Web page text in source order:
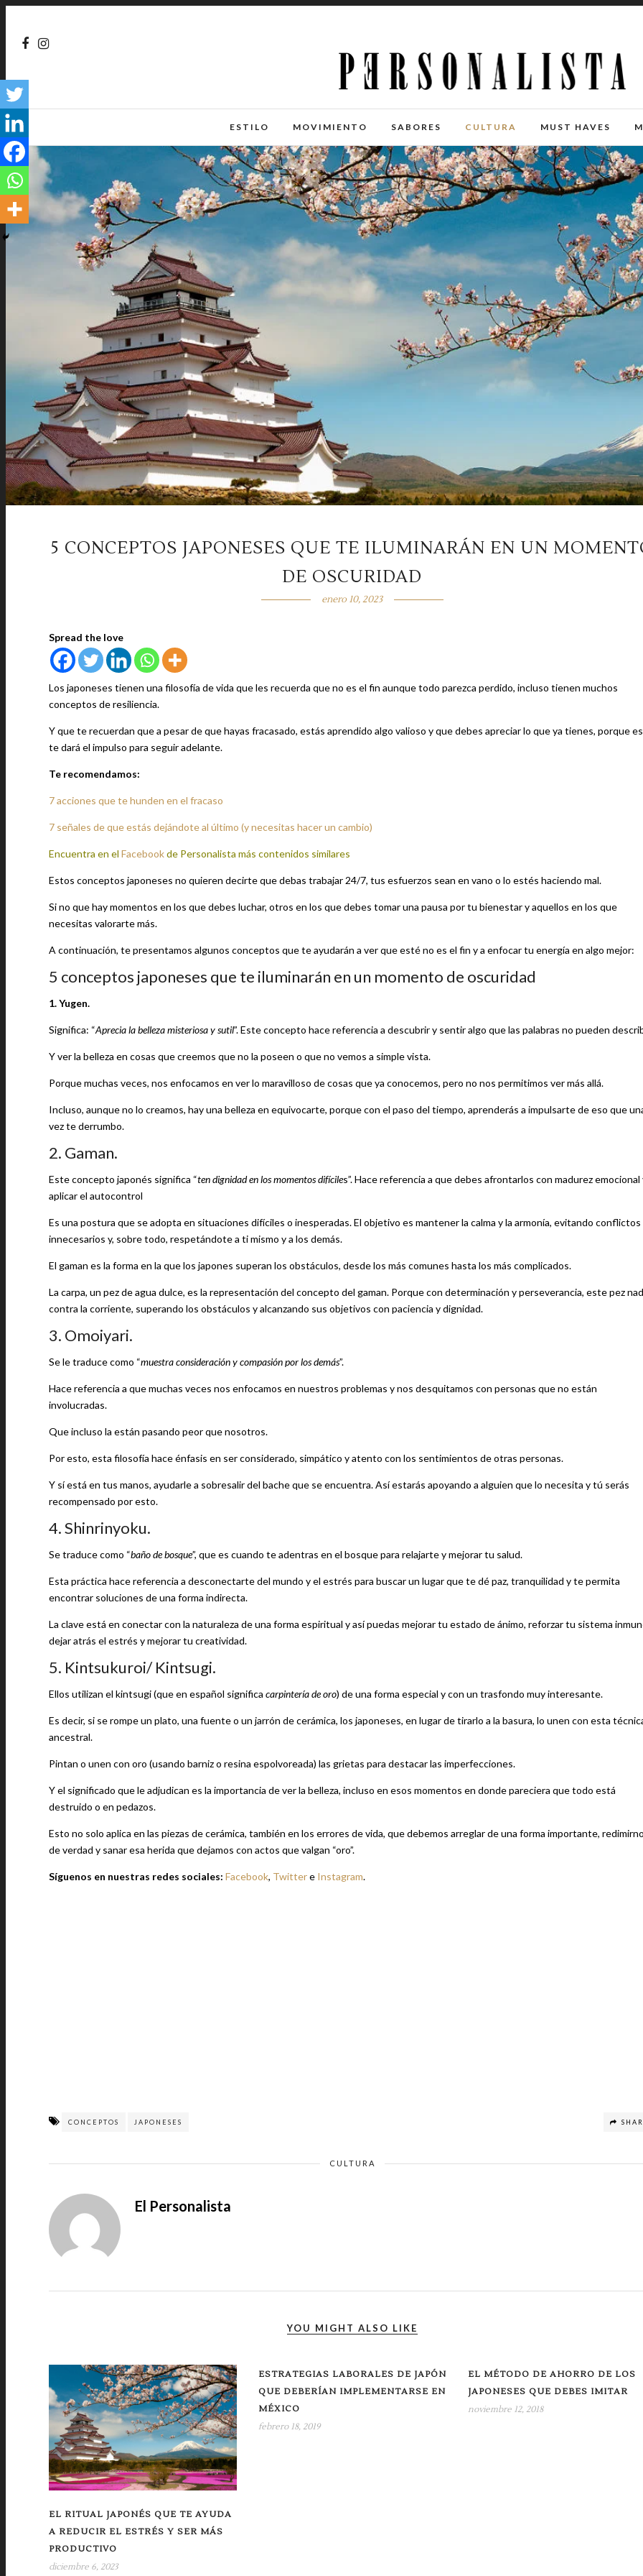
ESTILO MOVIMIENTO SABORES CULTURA MUST HAVES
5 CONCEPTOS JAPONESES QUE TE ILUMINARÁN EN UN
DE OSCURIDAD
enero 10, 2023
Spread the love
Los japoneses tienen una filosofía de vida que les recuerda que no es el fin aunque todo parezca perdido, incluso tienen muchos
conceptos de resiliencia.
Y que te recuerdan que a pesar de que hayas fracasado, estás aprendido algo valioso y que debes apreciar lo que ya tienes, porque
te dará el impulso para seguir adelante.
Te recomendamos:
7 acciones que te hunden en el fracaso
7 señales de que estás dejándote al último (y necesitas hacer un cambio)
Encuentra en el Facebookde Personalista más contenidos similares
Estos conceptos japoneses no quieren decirte que debas trabajar 24/7, tus esfuerzos sean en vano o lo estés haciendo mal.
Si no que hay momentos en los que debes luchar, otros en los que debes tomar una pausa por tu bienestar y aquellos en los que
necesitas valorarte más.
A continuación, te presentamos algunos conceptos que te ayudarán a ver que esté no es el fin y a enfocar tu energía en algo mejor:
5 conceptos japoneses que te iluminarán en un momento de oscuridad
1. Yugen.
Significa: “Aprecia la belleza misteriosa y sutil”. Este concepto hace referencia a descubrir y sentir algo que las palabras no pueden
Y ver la belleza en cosas que creemos que no la poseen o que no vemos a simple vista.
Porque muchas veces, nos enfocamos en ver lo maravilloso de cosas que ya conocemos, pero no nos permitimos ver más allá.
Incluso, aunque no lo creamos, hay una belleza en equivocarte, porque con el paso del tiempo, aprenderás a impulsarte de eso que
vez te derrumbo.
2. Gaman.
Este concepto japonés significa “ten dignidad en los momentos difíciles”. Hace referencia a que debes afrontarlos con madurez emocional
aplicar el autocontrol
Es una postura que se adopta en situaciones difíciles o inesperadas. El objetivo es mantener la calma y la armonía, evitando conflictos
innecesarios y, sobre todo, respetándote a ti mismo y a los demás.
El gaman es la forma en la que los japones superan los obstáculos, desde los más comunes hasta los más complicados.
La carpa, un pez de agua dulce, es la representación del concepto del gaman. Porque con determinación y perseverancia, este pez
contra la corriente, superando los obstáculos y alcanzando sus objetivos con paciencia y dignidad.
3. Omoiyari.
Se le traduce como “muestra consideración y compasión por los demás”.
Hace referencia a que muchas veces nos enfocamos en nuestros problemas y nos desquitamos con personas que no están
involucradas.
Que incluso la están pasando peor que nosotros.
Por esto, esta filosofía hace énfasis en ser considerado, simpático y atento con los sentimientos de otras personas.
Y sí está en tus manos, ayudarle a sobresalir del bache que se encuentra. Así estarás apoyando a alguien que lo necesita y tú serás
recompensado por esto.
4. Shinrinyoku.
Se traduce como “baño de bosque”, que es cuando te adentras en el bosque para relajarte y mejorar tu salud.
Esta práctica hace referencia a desconectarte del mundo y el estrés para buscar un lugar que te dé paz, tranquilidad y te permita
encontrar soluciones de una forma indirecta.
La clave está en conectar con la naturaleza de una forma espiritual y así puedas mejorar tu estado de ánimo, reforzar tu sistema
dejar atrás el estrés y mejorar tu creatividad.
5. Kintsukuroi/ Kintsugi.
Ellos utilizan el kintsugi (que en español significa carpintería de oro) de una forma especial y con un trasfondo muy interesante.
Es decir, si se rompe un plato, una fuente o un jarrón de cerámica, los japoneses, en lugar de tirarlo a la basura, lo unen con esta
ancestral.
Pintan o unen con oro (usando barniz o resina espolvoreada) las grietas para destacar las imperfecciones.
Y el significado que le adjudican es la importancia de ver la belleza, incluso en esos momentos en donde pareciera que todo está
destruido o en pedazos.
Esto no solo aplica en las piezas de cerámica, también en los errores de vida, que debemos arreglar de una forma importante,
de verdad y sanar esa herida que dejamos con actos que valgan “oro”.
Síguenos en nuestras redes sociales: Facebook, Twittere Instagram.
CONCEPTOS JAPONESES
CULTURA
El Personalista
YOU MIGHT ALSO LIKE
EL RITUAL JAPONÉS QUE TE AYUDA
A REDUCIR EL ESTRÉS Y SER MÁS
PRODUCTIVO
diciembre 6, 2023
ESTRATEGIAS LABORALES DE JAPÓN
QUE DEBERÍAN IMPLEMENTARSE EN
MÉXICO
febrero 18, 2019
EL MÉTODO DE AHORRO DE LOS
JAPONESES QUE DEBES IMITAR
noviembre 12, 2018